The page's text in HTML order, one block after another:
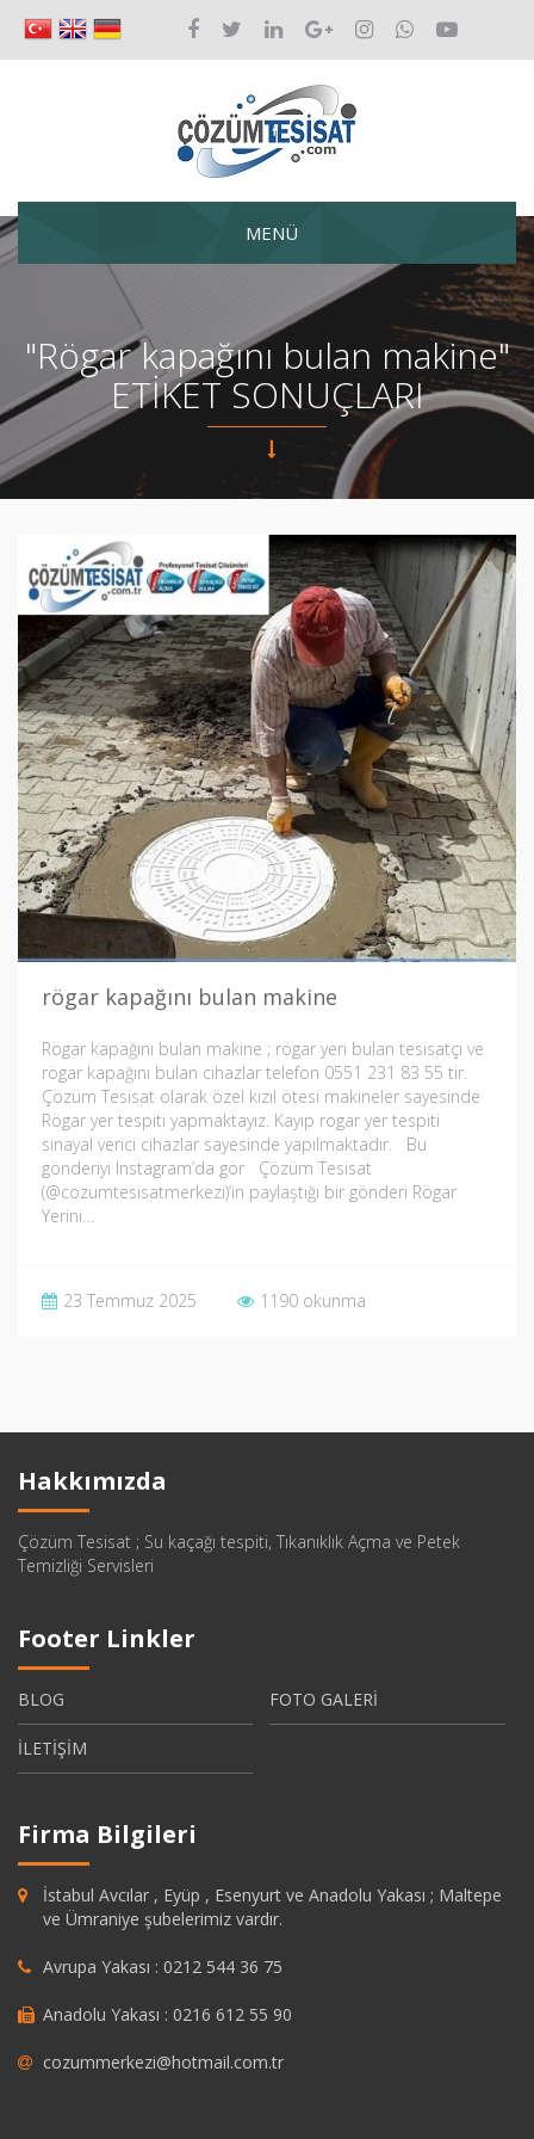
MENÜ
"Rögar kapağını bulan makine"
ETİKET SONUÇLARI
rögar kapağını bulan makine
Rögar kapağını bulan makine ; rögar yeri bulan tesisatçı ve
rögar kapağını bulan cihazlar telefon 0551 231 83 55 tir.
Çözüm Tesisat olarak özel kızıl ötesi makineler sayesinde
Rögar yer tespiti yapmaktayız. Kayıp rogar yer tespiti
sinayal verici cihazlar sayesinde yapılmaktadır. Bu
gönderiyi Instagram’da gör Çözüm Tesisat
(@cozumtesisatmerkezi)’in paylaştığı bir gönderi Rögar
Yerini…
23 Temmuz 2025 1190 okunma
Hakkımızda
Çözüm Tesisat ; Su kaçağı tespiti, Tıkanıklık Açma ve Petek
Temizliği Servisleri
Footer Linkler
BLOG FOTO GALERİ
İLETİŞİM
Firma Bilgileri
İstabul Avcılar , Eyüp , Esenyurt ve Anadolu Yakası ; Maltepe
ve Ümraniye şubelerimiz vardır.
Avrupa Yakası : 0212 544 36 75
Anadolu Yakası : 0216 612 55 90
cozummerkezi@hotmail.com.tr